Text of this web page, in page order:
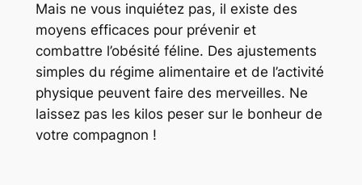
Mais ne vous inquiétez pas, il existe des
moyens efficaces pour prévenir et
combattre l’obésité féline. Des ajustements
simples du régime alimentaire et de l’activité
physique peuvent faire des merveilles. Ne
laissez pas les kilos peser sur le bonheur de
votre compagnon !